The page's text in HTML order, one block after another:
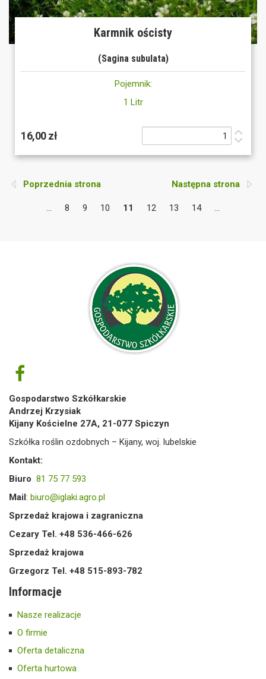
Karmnik ościsty
(Sagina subulata)
Pojemnik:
1 Litr
16,00 zł
Poprzednia strona
... 8 9 10 11 12 13 14 ...
Następna strona
Gospodarstwo Szkółkarskie
Andrzej Krzysiak
Kijany Kościelne 27A, 21-077 Spiczyn
Szkółka roślin ozdobnych – Kijany, woj. lubelskie
Kontakt:
Biuro 81 75 77 593
Mail : biuro@iglaki.agro.pl
Sprzedaż krajowa i zagraniczna
Cezary Tel. +48 536-466-626
Sprzedaż krajowa
Grzegorz Tel. +48 515-893-782
Informacje
Nasze realizacje
O firmie
Oferta detaliczna
Oferta hurtowa